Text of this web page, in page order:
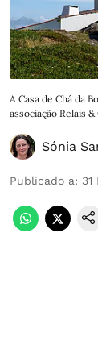
A Casa de Chá da
associação Relais
Sónia
Publicado a: 31